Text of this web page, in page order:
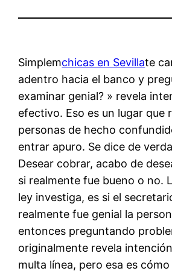
Simplemchicas en Sevillate
adentro hacia el banco y
examinar genial? » revela
efectivo. Eso es un lugar que
personas de hecho
entrar apuro. Se dice de
Desear cobrar, acabo de
si realmente fue bueno o no.
ley investiga, es si el
realmente fue genial la
entonces preguntando
originalmente revela
multa línea, pero esa es